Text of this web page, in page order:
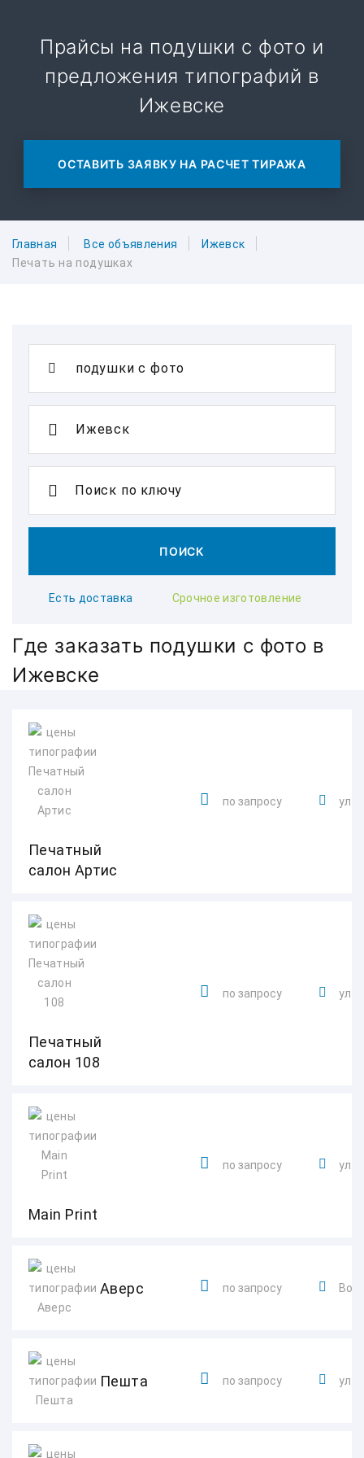
Прайсы на подушки с фото и
предложения типографий в
Ижевске
ОСТАВИТЬ ЗАЯВКУ НА РАСЧЕТ ТИРАЖА
Главная Все объявления
Ижевск
Печать на подушках
Поиск по ключу
ПОИСК
Есть доставка Срочное изготовление
Где заказать подушки с фото в
Ижевске
Печатный
салон Артис
по запросу ул.
Печатный
салон 108
по запросу ул.
Main Print
по запросу ул.
Аверс по запросу
Пешта по запросу ул.